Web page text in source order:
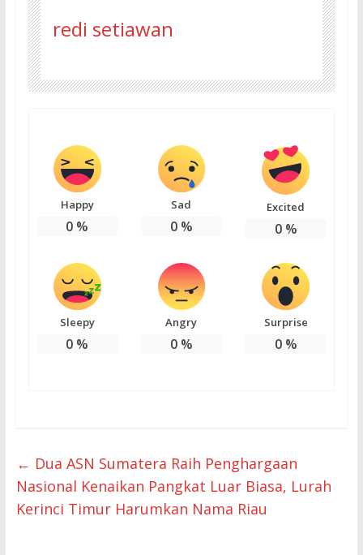
redi setiawan
Happy
0 %
Sad
0%
Excited
0%
Sleepy
0 %
Angry
0%
Surprise
0%
← Dua ASN Sumatera Raih Penghargaan
Nasional Kenaikan Pangkat Luar Biasa, Lurah
Kerinci Timur Harumkan Nama Riau